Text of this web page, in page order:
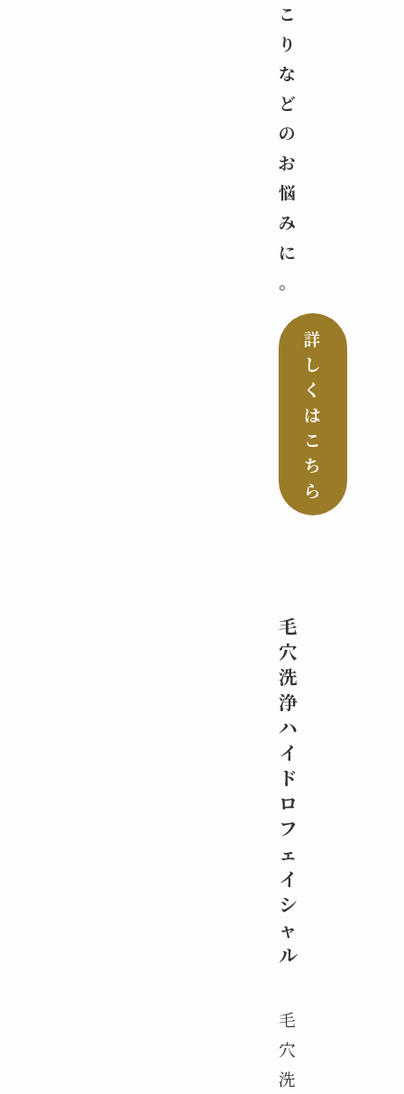
こ
り
な
ど
の
お
悩
み
に
。
詳
し
く
は
こ
ち
ら
毛
穴
洗
浄
ハ
イ
ド
ロ
フ
ェ
イ
シ
ャ
ル
毛
穴
洗